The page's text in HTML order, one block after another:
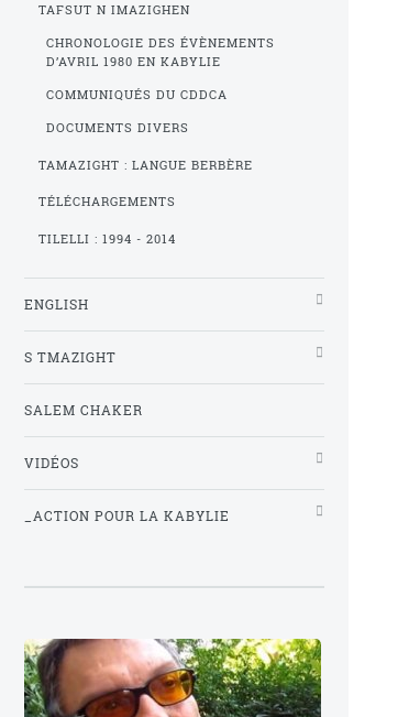
TAFSUT N IMAZIGHEN
CHRONOLOGIE DES ÉVÈNEMENTS
D’AVRIL 1980 EN KABYLIE
COMMUNIQUÉS DU CDDCA
DOCUMENTS DIVERS
TAMAZIGHT : LANGUE BERBÈRE
TÉLÉCHARGEMENTS
TILELLI : 1994 - 2014
ENGLISH
S TMAZIGHT
SALEM CHAKER
VIDÉOS
_ACTION POUR LA KABYLIE